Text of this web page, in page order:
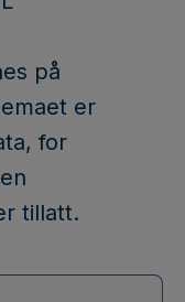
på
er
for
tillatt.